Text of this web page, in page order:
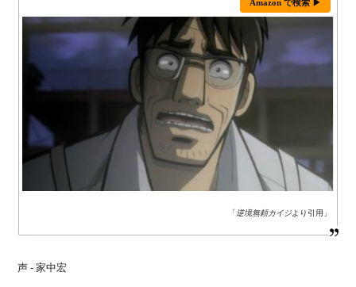
Amazon で検索 ▶
「逆境無頼カイジより引用」
声 - 家中宏